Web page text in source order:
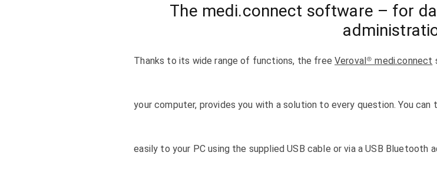
The medi.connect software – for
Thanks to its wide range of functions, the free Veroval® medi.connect
your computer, provides you with a solution to every question. You can
easily to your PC using the supplied USB cable or via a USB